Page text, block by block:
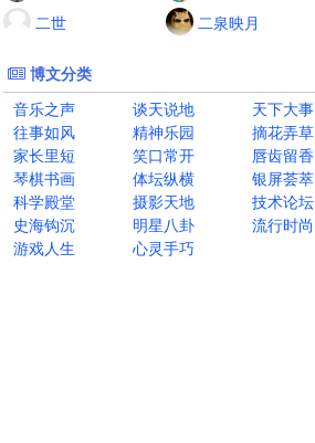
二世
二泉映月
博文分类
音乐之声
谈天说地 天下大事
往事如风
精神乐园 摘花弄草
家长里短
笑口常开 唇齿留香
琴棋书画
体坛纵横 银屏荟萃
科学殿堂
摄影天地 技术论坛
史海钩沉
明星八卦 流行时尚
游戏人生
心灵手巧